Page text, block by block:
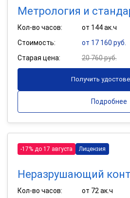
Метрология и
Кол-во часов:
от 144 ак.ч
Стоимость:
от 17 160 руб.
Старая цена:
20 760 руб.
Получить
Подробнее
-17% до 17 августа Лицензия
Неразрушающий
Кол-во часов:
от 72 ак.ч